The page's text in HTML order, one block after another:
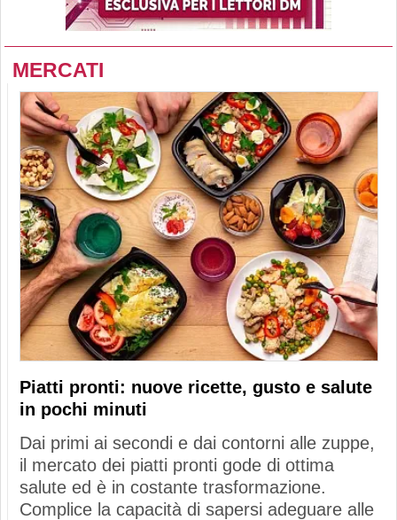
MERCATI
Piatti pronti: nuove ricette, gusto e salute
in pochi minuti
Dai primi ai secondi e dai contorni alle zuppe,
il mercato dei piatti pronti gode di ottima
salute ed è in costante trasformazione.
Complice la capacità di sapersi adeguare alle